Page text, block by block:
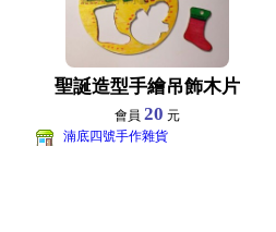
聖誕造型手繪吊飾木片
會員20 元
湳底四號手作雜貨